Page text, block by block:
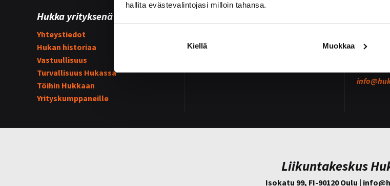
hallita evästevalintojasi milloin tahansa.
Kiellä Muokkaa
Hukka yrityksenä
Yhteystiedot
Hukan historiaa
Vastuullisuus
Turvallisuus Hukassa
Töihin Hukkaan
Yrityskumppaneille
Kummijoukkueet
Hukan
info@
Liikuntakeskus
Isokatu 99, FI-90120 Oulu | info@